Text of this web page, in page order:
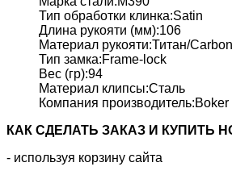
Тип обработки клинка:Satin
Длина рукояти (мм):106
Материал рукояти:Титан/Carbon
Тип замка:Frame-lock
Вес (гр):94
Материал клипсы:Сталь
Компания
КАК CДЕЛАТЬ ЗАКАЗ И КУПИТЬ
- используя корзину сайта